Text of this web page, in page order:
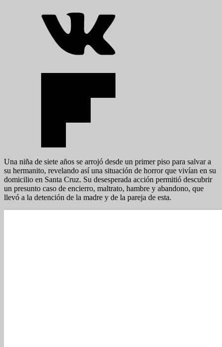
Una niña de siete años se arrojó desde un primer piso para salvar a
su hermanito, revelando así una situación de horror que vivían en su
domicilio en Santa Cruz. Su desesperada acción permitió descubrir
un presunto caso de encierro, maltrato, hambre y abandono, que
llevó a la detención de la madre y de la pareja de esta.